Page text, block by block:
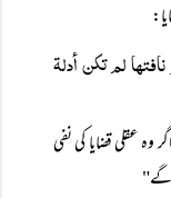
نافتھا لم تكن أدلۃ
وہ عقلی قضایا کی نفی
گے"